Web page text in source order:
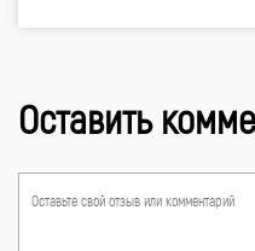
Оставить